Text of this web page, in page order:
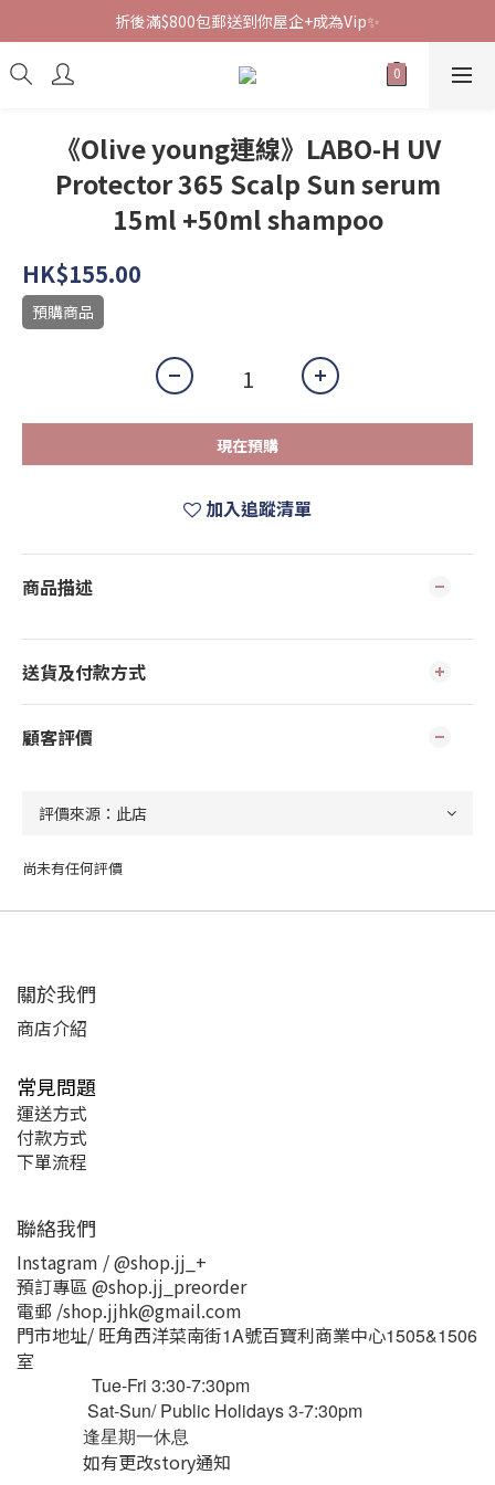
折後滿$800包郵送到你屋企+成為Vip✨
《Olive young連線》LABO-H UV
Protector 365 Scalp Sun serum
15ml +50ml shampoo
HK$155.00
預購商品
現在預購
加入追蹤清單
商品描述
送貨及付款方式
顧客評價
尚未有任何評價
關於我們
商店介紹
常見問題
運送方式
付款方式
下單流程
聯絡我們
Instagram / @shop.jj_+
預訂專區 @shop.jj_preorder
電郵 /shop.jjhk@gmail.com
門市地址/ 旺角西洋菜南街1A號百寶利商業中心1505&1506
室
Tue-Fri 3:30-7:30pm
Sat-Sun/ Public Holidays 3-7:30pm
逢星期一休息
如有更改story通知